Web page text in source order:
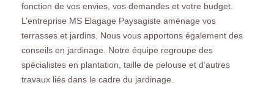
fonction de vos envies, vos demandes et votre budget.
L’entreprise MS Elagage Paysagiste aménage vos
terrasses et jardins. Nous vous apportons également des
conseils en jardinage. Notre équipe regroupe des
spécialistes en plantation, taille de pelouse et d’autres
travaux liés dans le cadre du jardinage.